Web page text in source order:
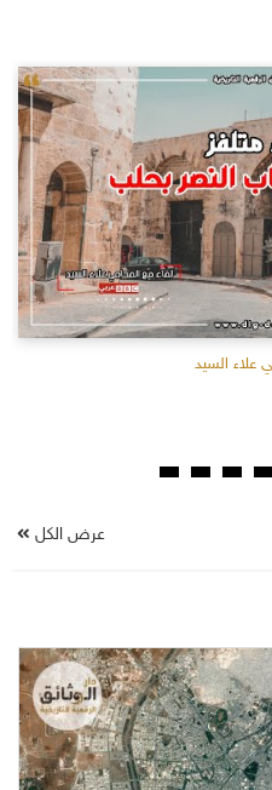
السيد
عرض الكل